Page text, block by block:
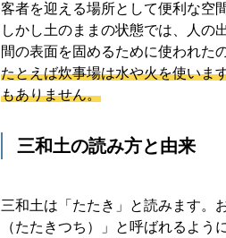
客者を迎える場所として便利な空
しかし土のままの状態では、人の
間の表面を固めるために使われた
たとえば炊事場は水や火を使いま
もありません。
三和土の読み方と由来
三和土は「たたき」と読みます。
（たたきつち）」と呼ばれるよ